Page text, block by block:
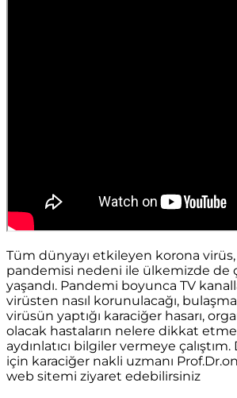
Tüm dünyayı etkileyen korona virüs,
pandemisi nedeni ile ülkemizde de
yaşandı. Pandemi boyunca TV
virüsten nasıl korunulacağı,
virüsün yaptığı karaciğer hasarı,
olacak hastaların nelere dikkat
aydınlatıcı bilgiler vermeye
için karaciğer nakli uzmanı
web sitemi ziyaret edebilirsiniz